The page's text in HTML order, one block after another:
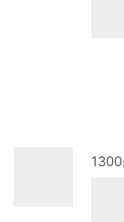
1300